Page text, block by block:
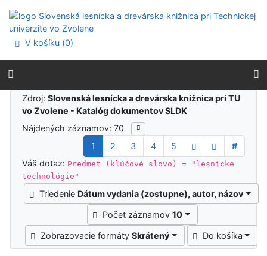
Prejsť na menu
Prehlásenie o webovej prístupnosti
V košíku (0)
Výsledky vyhľadávania
Zdroj:Slovenská lesnícka a drevárska knižnica pri TU
vo Zvolene - Katalóg dokumentov SLDK
Nájdených záznamov: 70
1
2 3 4 5
#
Váš dotaz: Predmet (kľúčové slovo) = "lesnícke
technológie"
Triedenie Dátum vydania (zostupne), autor, názov
Počet záznamov10
Zobrazovacie formátySkrátený Do košíka